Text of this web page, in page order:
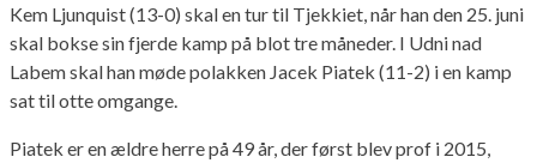
Kem Ljunquist (13-0) skal en tur til Tjekkiet, når han den 25. juni
skal bokse sin fjerde kamp på blot tre måneder. I Udni nad
Labem skal han møde polakken Jacek Piatek (11-2) i en kamp
sat til otte omgange.
Piatek er en ældre herre på 49 år, der først blev prof i 2015,